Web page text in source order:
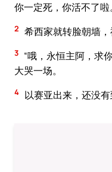
你一定死，你活不了啦
2 希西家就转脸朝墙，
3 “哦，永恒主阿，求
大哭一场。
4 以赛亚出来，还没